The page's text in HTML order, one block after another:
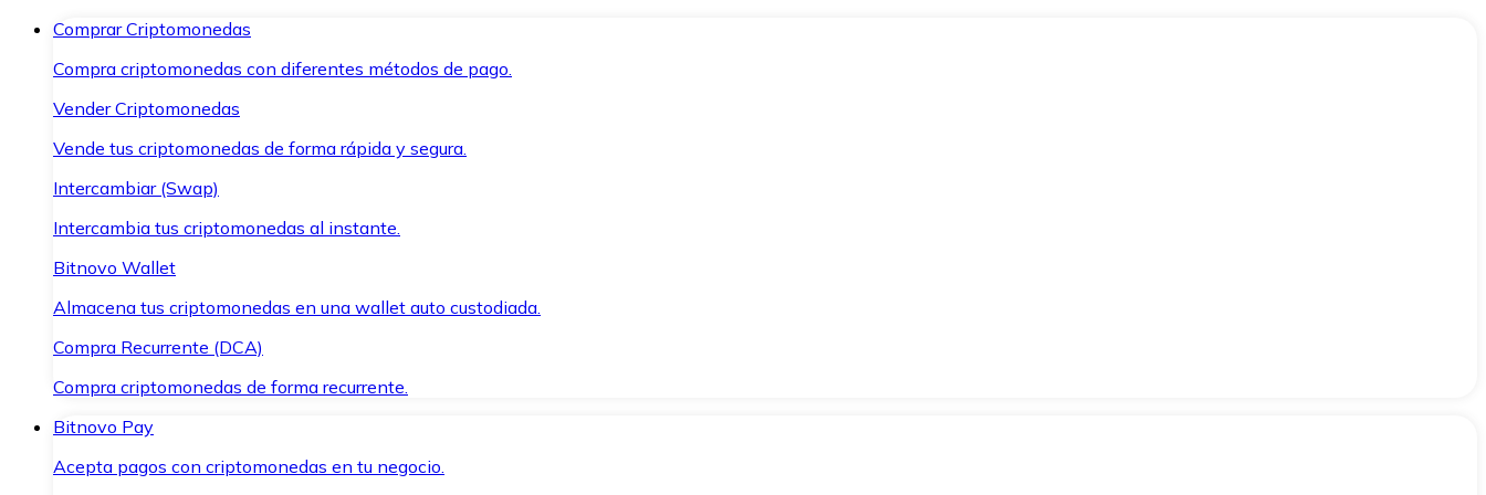
Comprar Criptomonedas
Compra criptomonedas con diferentes métodos de pago.
Vender Criptomonedas
Vende tus criptomonedas de forma rápida y segura.
Intercambiar (Swap)
Intercambia tus criptomonedas al instante.
Bitnovo Wallet
Almacena tus criptomonedas en una wallet auto custodiada.
Compra Recurrente (DCA)
Compra criptomonedas de forma recurrente.
Bitnovo Pay
Acepta pagos con criptomonedas en tu negocio.